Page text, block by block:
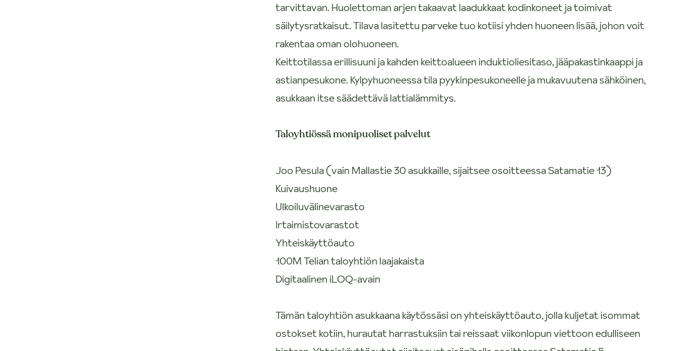
tarvittavan. Huolettoman arjen takaavat laadukkaat kodinkoneet ja toimivat
säilytysratkaisut. Tilava lasitettu parveke tuo kotiisi yhden huoneen lisää, johon voit
rakentaa oman olohuoneen.
Keittotilassa erillisuuni ja kahden keittoalueen induktioliesitaso, jääpakastinkaappi ja
astianpesukone. Kylpyhuoneessa tila pyykinpesukoneelle ja mukavuutena sähköinen,
asukkaan itse säädettävä lattialämmitys.
Taloyhtiössä monipuoliset palvelut
Joo Pesula (vain Mallastie 30 asukkaille, sijaitsee osoitteessa Satamatie 13)
Kuivaushuone
Ulkoiluvälinevarasto
Irtaimistovarastot
Yhteiskäyttöauto
100M Telian taloyhtiön laajakaista
Digitaalinen iLOQ-avain
Tämän taloyhtiön asukkaana käytössäsi on yhteiskäyttöauto, jolla kuljetat isommat
ostokset kotiin, hurautat harrastuksiin tai reissaat viikonlopun viettoon edulliseen